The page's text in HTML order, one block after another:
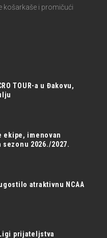
košarkaše i promičući
TOUR-a u Đakovu,
ekipe, imenovan
2026./2027.
atraktivnu NCAA
prijateljstva